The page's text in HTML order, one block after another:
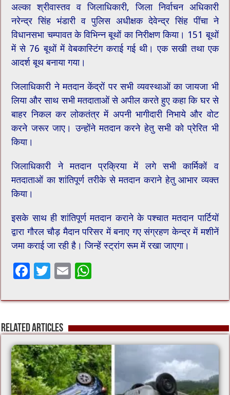
अल्का श्रीवास्तव व जिलाधिकारी, जिला निर्वाचन अधिकारी
नरेन्द्र सिंह भंडारी व पुलिस अधीक्षक देवेन्द्र सिंह पींचा ने
विधानसभा चम्पावत के विभिन्न बूथों का निरीक्षण किया। 151 बूथों
में से 76 बूथों में वेबकास्टिंग कराई गई थी। एक सखी तथा एक
आदर्श बूथ बनाया गया।
जिलाधिकारी ने मतदान केंद्रों पर सभी व्यवस्थाओं का जायजा भी
लिया और साथ सभी मतदाताओं से अपील करते हुए कहा कि घर से
बाहर निकल कर लोकतंत्र में अपनी भागीदारी निभाये और वोट
करने जरूर जाए। उन्होंने मतदान करने हेतु सभी को प्रेरित भी
किया।
जिलाधिकारी ने मतदान प्रक्रिया में लगे सभी कार्मिकों व
मतदाताओं का शांतिपूर्ण तरीके से मतदान कराने हेतु आभार व्यक्त
किया।
इसके साथ ही शांतिपूर्ण मतदान कराने के पश्चात मतदान पार्टियों
द्वारा गौरल चौड़ मैदान परिसर में बनाए गए संग्रहण केन्द्र में मशीनें
जमा कराई जा रही है। जिन्हें स्ट्रांग रूम में रखा जाएगा।
F
e
b
o
o
k
T
tt
er
E
ai
l
at
sA
p
p
Related Articles